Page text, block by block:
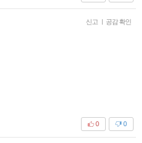
신고 | 공감 확인
0
0